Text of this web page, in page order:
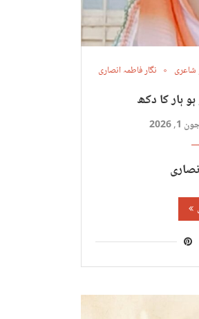
شاعری نگار فاطمہ انصاری
ہار کا دکھ
1, 2026